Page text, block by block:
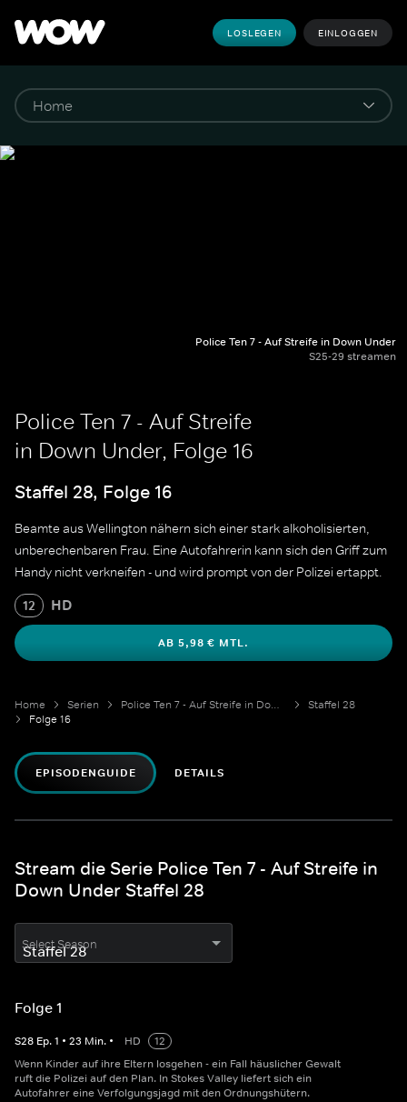
LOSLEGEN EINLOGGEN
Police Ten 7 - Auf Streife in Down Under
S25-29 streamen
Police Ten 7 - Auf Streife
in Down Under, Folge 16
Staffel 28, Folge 16
Beamte aus Wellington nähern sich einer stark alkoholisierten,
unberechenbaren Frau. Eine Autofahrerin kann sich den Griff zum
Handy nicht verkneifen - und wird prompt von der Polizei ertappt.
12 HD
AB 5,98 € MTL.
Home Serien Police Ten 7 - Auf Streife in Down Under
Staffel 28
Folge 16
EPISODENGUIDE DETAILS
Stream die Serie Police Ten 7 - Auf Streife in
Down Under Staffel 28
Select Season
Folge 1
S28 Ep.1 • 23 Min. • HD
12
Wenn Kinder auf ihre Eltern losgehen - ein Fall häuslicher Gewalt
ruft die Polizei auf den Plan. In Stokes Valley liefert sich ein
Autofahrer eine Verfolgungsjagd mit den Ordnungshütern.